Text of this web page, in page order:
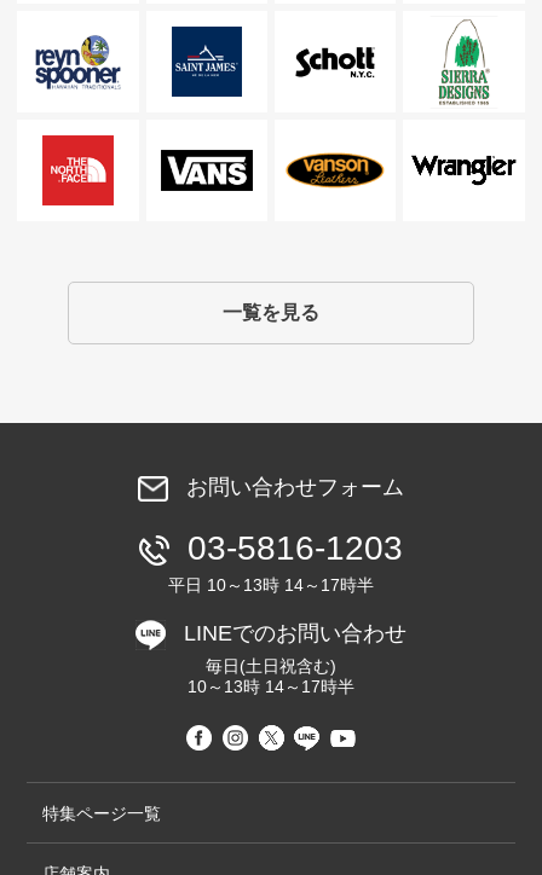
一覧を見る
お問い合わせフォーム
03-5816-1203
平日 10～13時 14～17時半
LINEでのお問い合わせ
毎日(土日祝含む)
10～13時 14～17時半
特集ページ一覧